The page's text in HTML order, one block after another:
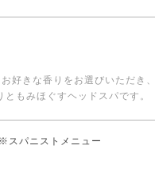
好きな香りをお選びいただき
ともみほぐすヘッドスパです。
スパニストメニュー